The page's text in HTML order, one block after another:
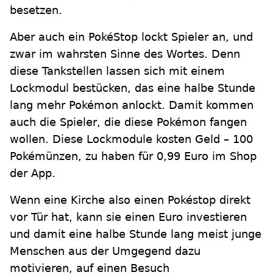
besetzen.
Aber auch ein PokéStop lockt Spieler an, und
zwar im wahrsten Sinne des Wortes. Denn
diese Tankstellen lassen sich mit einem
Lockmodul bestücken, das eine halbe Stunde
lang mehr Pokémon anlockt. Damit kommen
auch die Spieler, die diese Pokémon fangen
wollen. Diese Lockmodule kosten Geld – 100
Pokémünzen, zu haben für 0,99 Euro im Shop
der App.
Wenn eine Kirche also einen Pokéstop direkt
vor Tür hat, kann sie einen Euro investieren
und damit eine halbe Stunde lang meist junge
Menschen aus der Umgegend dazu
motivieren, auf einen Besuch